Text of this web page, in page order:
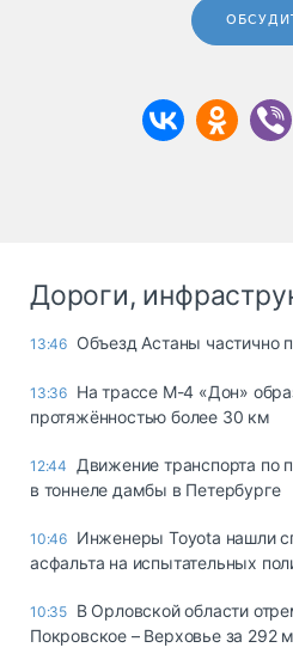
Дороги,
13:46 Объезд Астаны частично
13:36 На трассе М-4 «Дон»
протяжённостью более 30 км
12:44
Движение транспорта по
в тоннеле дамбы в Петербурге
10:46 Инженеры Toyota нашли
асфальта на испытательных
10:35 В Орловской области
Покровское – Верховье за 292